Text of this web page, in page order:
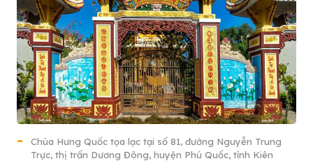
Chùa Hưng Quốc tọa lạc tại số 81, đường Nguyễn Trung
Trực, thị trấn Dương Đông, huyện Phú Quốc, tỉnh Kiên